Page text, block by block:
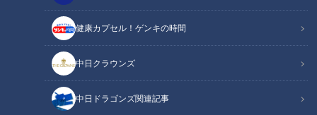
健康カプセル！ゲンキの時間
中日クラウンズ
中日ドラゴンズ関連記事